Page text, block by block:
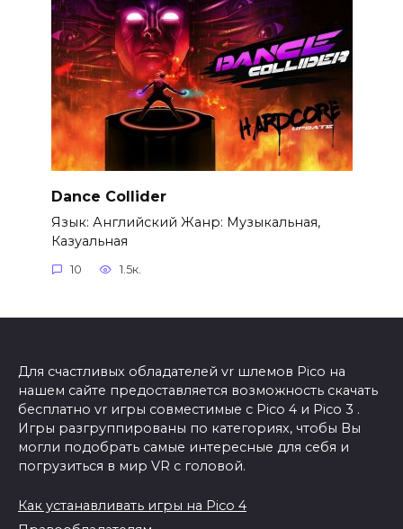
Dance Collider
Язык: Английский Жанр: Музыкальная,
Казуальная
10 1.5к.
Для счастливых обладателей vr шлемов Pico на
нашем сайте предоставляется возможность скачать
бесплатно vr игры совместимые с Pico 4 и Pico 3 .
Игры разгруппированы по категориях, чтобы Вы
могли подобрать самые интересные для себя и
погрузиться в мир VR с головой.
Как устанавливать игры на Pico 4